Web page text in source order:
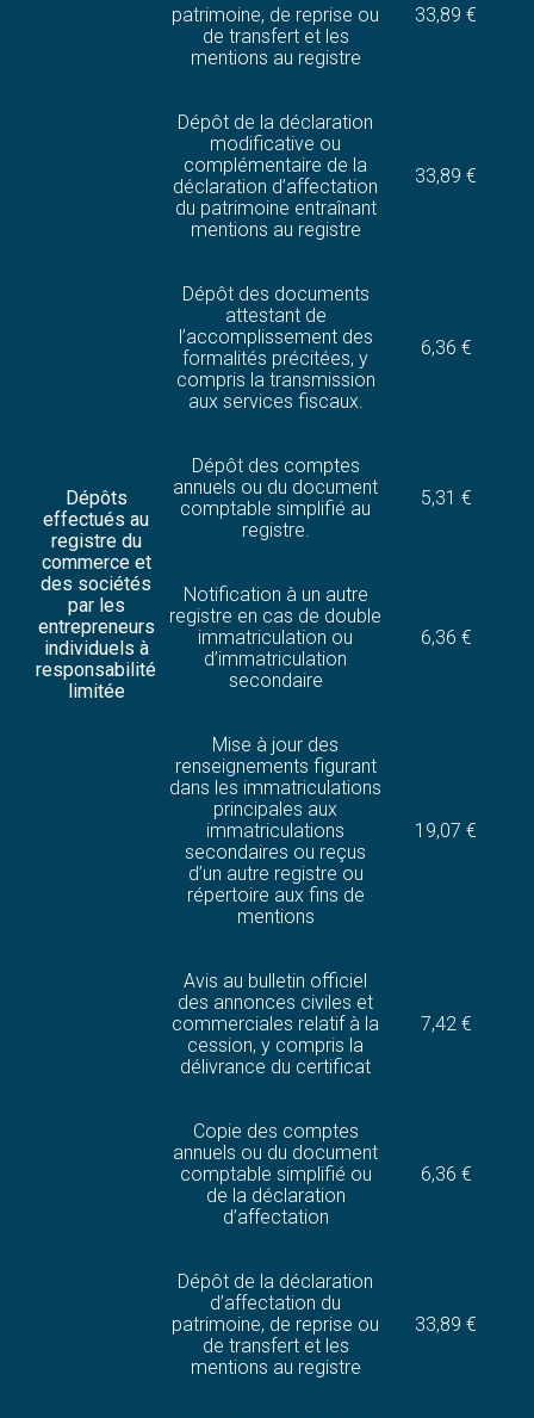
Dépôts
effectués au
registre du
commerce et
des sociétés
par les
entrepreneurs
individuels à
responsabilité
limitée
patrimoine, de reprise ou
de transfert et les
mentions au registre
33,89 €
Dépôt de la déclaration
modificative ou
complémentaire de la
déclaration d’affectation
du patrimoine entraînant
mentions au registre
33,89 €
Dépôt des documents
attestant de
l’accomplissement des
formalités précitées, y
compris la transmission
aux services fiscaux.
6,36 €
Dépôt des comptes
annuels ou du document
comptable simplifié au
registre.
5,31 €
Notification à un autre
registre en cas de double
immatriculation ou
d’immatriculation
secondaire
6,36 €
Mise à jour des
renseignements figurant
dans les immatriculations
principales aux
immatriculations
secondaires ou reçus
d’un autre registre ou
répertoire aux fins de
mentions
19,07 €
Avis au bulletin officiel
des annonces civiles et
commerciales relatif à la
cession, y compris la
délivrance du certificat
7,42 €
Copie des comptes
annuels ou du document
comptable simplifié ou
de la déclaration
d’affectation
6,36 €
Dépôt de la déclaration
d’affectation du
patrimoine, de reprise ou
de transfert et les
mentions au registre
33,89 €